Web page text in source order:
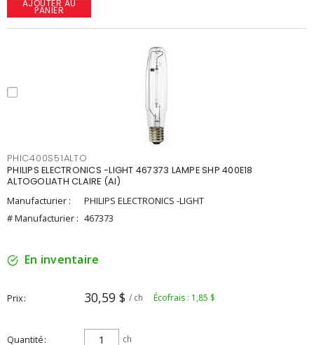
AJOUTER AU
PANIER
PHIC400S51ALTO
PHILIPS ELECTRONICS -LIGHT 467373 LAMPE SHP 400E18
ALTOGOLIATH CLAIRE (AI)
Manufacturier :
PHILIPS ELECTRONICS -LIGHT
# Manufacturier : 467373
En inventaire
Prix 30,59 $ / ch Écofrais : 1,85 $
Quantité ch